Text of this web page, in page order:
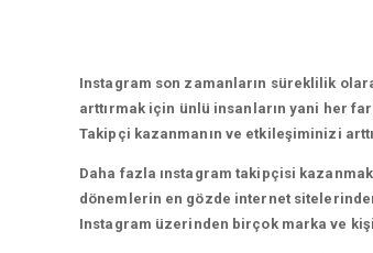
Instagram son zamanların süreklilik
arttırmak için ünlü insanların yani her
Takipçi kazanmanın ve etkileşiminizi
Daha fazla ınstagram takipçisi
dönemlerin en gözde internet
Instagram üzerinden birçok marka ve